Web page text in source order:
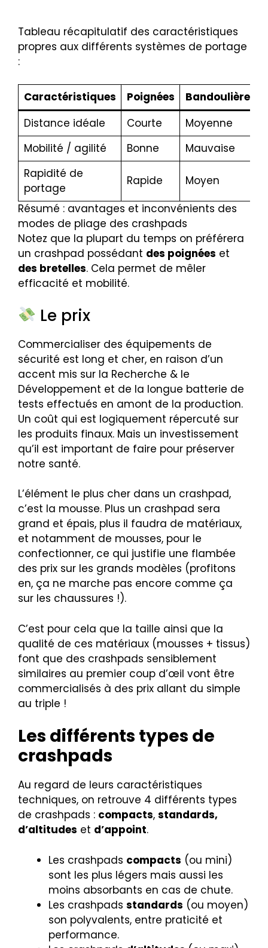
Tableau récapitulatif des caractéristiques
propres aux différents systèmes de portage
:
Caractéristiques Poignées Bandoulière
Distance idéale
Courte Moyenne
Mobilité / agilité
Bonne Mauvaise
Rapidité de
portage
Rapide Moyen
Résumé : avantages et inconvénients des
modes de pliage des crashpads
Notez que la plupart du temps on préférera
un crashpad possédant des poignées et
des bretelles. Cela permet de mêler
efficacité et mobilité.
Le prix
Commercialiser des équipements de
sécurité est long et cher, en raison d’un
accent mis sur la Recherche & le
Développement et de la longue batterie de
tests effectués en amont de la production.
Un coût qui est logiquement répercuté sur
les produits finaux. Mais un investissement
qu’il est important de faire pour préserver
notre santé.
L’élément le plus cher dans un crashpad,
c’est la mousse. Plus un crashpad sera
grand et épais, plus il faudra de matériaux,
et notamment de mousses, pour le
confectionner, ce qui justifie une flambée
des prix sur les grands modèles (profitons
en, ça ne marche pas encore comme ça
sur les chaussures !).
C’est pour cela que la taille ainsi que la
qualité de ces matériaux (mousses + tissus)
font que des crashpads sensiblement
similaires au premier coup d’œil vont être
commercialisés à des prix allant du simple
au triple !
Les différents types de
crashpads
Au regard de leurs caractéristiques
techniques, on retrouve 4 différents types
de crashpads : compacts, standards,
d’altitudes et d’appoint.
Les crashpads compacts (ou mini)
sont les plus légers mais aussi les
moins absorbants en cas de chute.
Les crashpads standards (ou moyen)
son polyvalents, entre praticité et
performance.